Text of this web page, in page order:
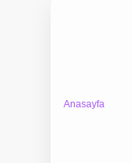
Anasayfa